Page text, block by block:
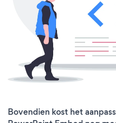
Bovendien kost het